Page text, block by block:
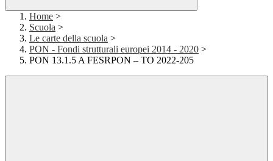
Home >
Scuola >
Le carte della scuola >
PON - Fondi strutturali europei 2014 - 2020 >
PON 13.1.5 A FESRPON – TO 2022-205